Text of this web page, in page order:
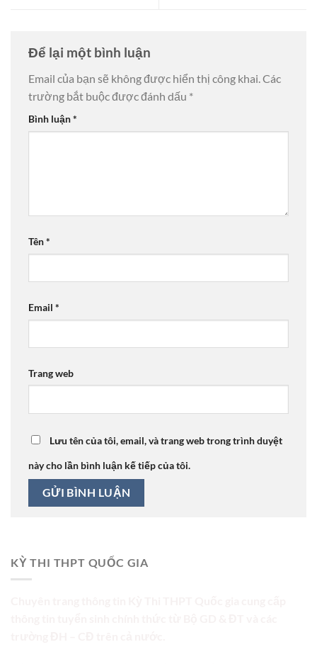
Để lại một bình luận
Email của bạn sẽ không được hiển thị công khai.Các
trường bắt buộc được đánh dấu *
Bình luận*
Tên*
Email *
Trang web
Lưu tên của tôi, email, và trang web trong trình duyệt
này cho lần bình luận kế tiếp của tôi.
KỲ THI THPT QUỐC GIA